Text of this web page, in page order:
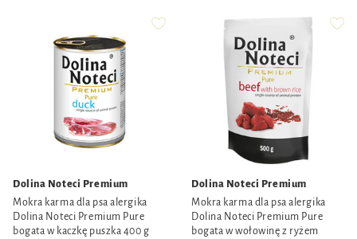
Dolina Noteci Premium
Mokra karma dla psa alergika
Dolina Noteci Premium Pure
bogata w kaczkę puszka 400 g
Dolina Noteci Premium
Mokra karma dla psa alergika
Dolina Noteci Premium Pure
bogata w wołowinę z ryżem